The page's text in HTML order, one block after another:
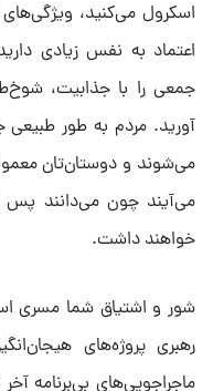
اسکرول می‌کنید،
اعتماد به نفس زیادی
جمعی را با جذابیت،
آورید. مردم به طور
می‌شوند و دوستان‌تان
می‌آیند چون می‌دانند پس
خواهند داشت.
شور و اشتیاق شما مسری
رهبری پروژه‌های
ماجراجویی‌های بی‌برنامه